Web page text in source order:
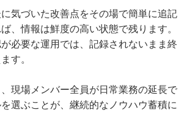
気づいた改善点をその場で簡単に追記
、情報は鮮度の高い状態で残ります。
必要な運用では、記録されないまま終
す。
現場メンバー全員が日常業務の延長で
選ぶことが、継続的なノウハウ蓄積に